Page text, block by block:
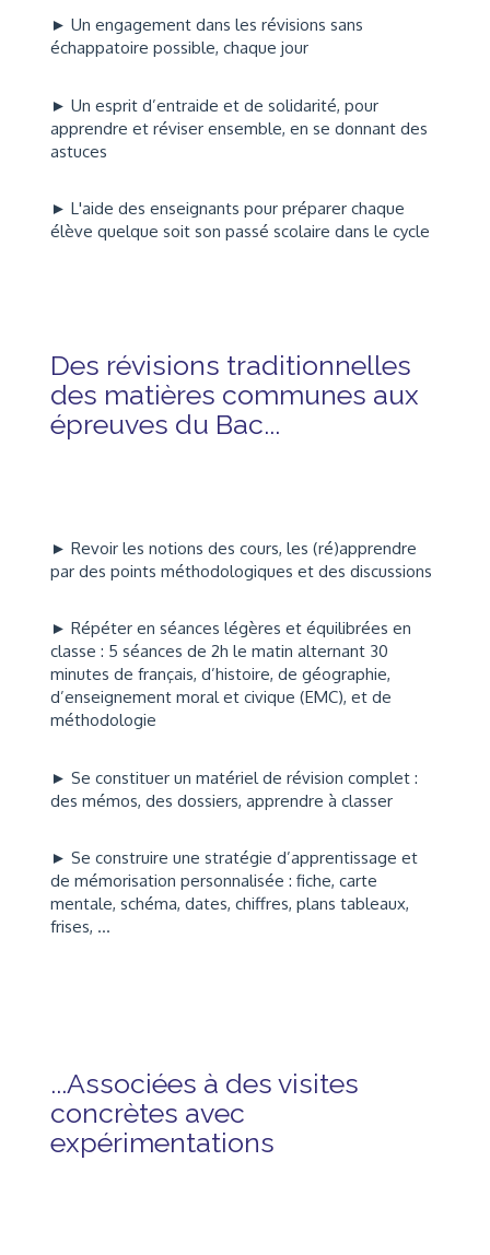
► Un engagement dans les révisions sans
échappatoire possible, chaque jour
► Un esprit d’entraide et de solidarité, pour
apprendre et réviser ensemble, en se donnant des
astuces
► L'aide des enseignants pour préparer chaque
élève quelque soit son passé scolaire dans le cycle
Des révisions traditionnelles
des matières communes aux
épreuves du Bac...
► Revoir les notions des cours, les (ré)apprendre
par des points méthodologiques et des discussions
► Répéter en séances légères et équilibrées en
classe : 5 séances de 2h le matin alternant 30
minutes de français, d’histoire, de géographie,
d’enseignement moral et civique (EMC), et de
méthodologie
► Se constituer un matériel de révision complet :
des mémos, des dossiers, apprendre à classer
► Se construire une stratégie d’apprentissage et
de mémorisation personnalisée : fiche, carte
mentale, schéma, dates, chiffres, plans tableaux,
frises, …
...Associées à des visites
concrètes avec
expérimentations